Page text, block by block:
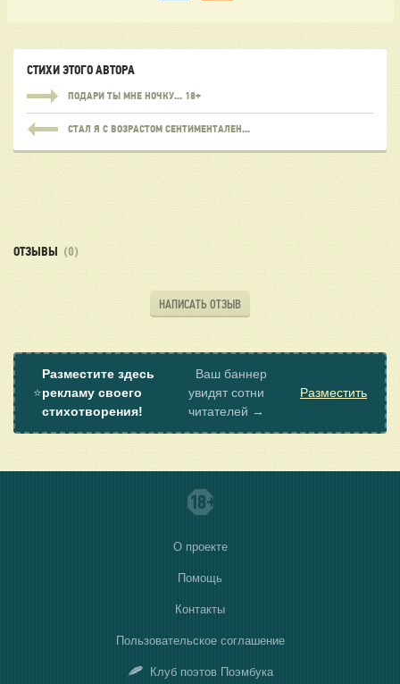
СТИХИ ЭТОГО АВТОРА
ПОДАРИ ТЫ МНЕ НОЧКУ... 18+
СТАЛ Я С ВОЗРАСТОМ СЕНТИМЕНТАЛЕН...
ОТЗЫВЫ (0)
НАПИСАТЬ ОТЗЫВ
⭐
Разместите здесь
рекламу своего
стихотворения!
Ваш баннер
увидят сотни
читателей →
Разместить
О проекте
Помощь
Контакты
Пользовательское соглашение
Клуб поэтов Поэмбука